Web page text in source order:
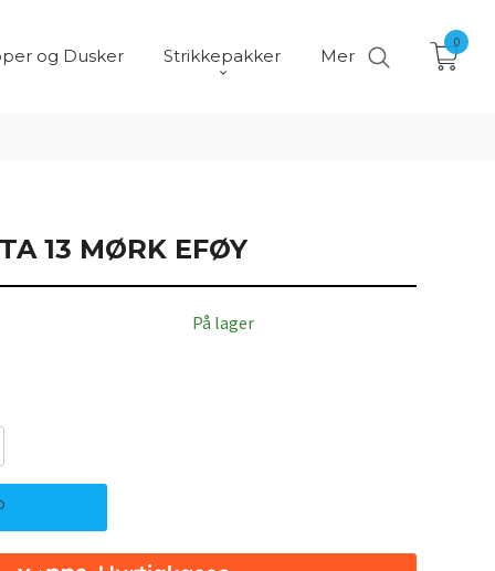
og Dusker Strikkepakker Mer
0
13 MØRK EFØY
På lager